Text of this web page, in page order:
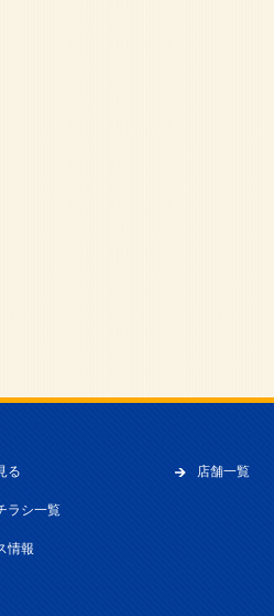
る
ラシ一覧
情報
店舗一覧